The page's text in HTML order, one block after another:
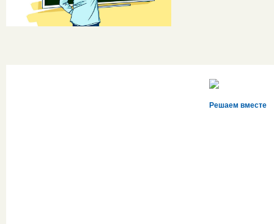
Решаем вместе